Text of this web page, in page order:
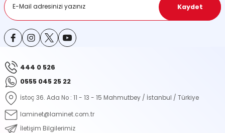
Bu ürüne benzer farklı alternatifler olmalı.
Kaydet
444 0 526
0555 045 25 22
İstoç 36. Ada No : 11 - 13 - 15 Mahmutbey / İstanbul / Türkiye
laminet@laminet.com.tr
İletişim Bilgilerimiz